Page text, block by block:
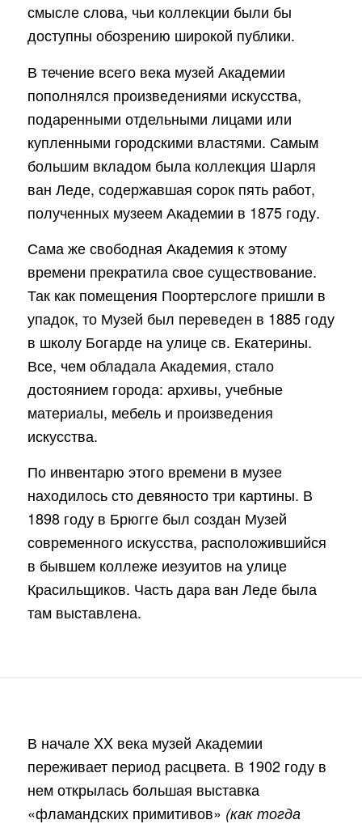
смысле слова, чьи коллекции были бы
доступны обозрению широкой публики.
В течение всего века музей Академии
пополнялся произведениями искусства,
подаренными отдельными лицами или
купленными городскими властями. Самым
большим вкладом была коллекция Шарля
ван Леде, содержавшая сорок пять работ,
полученных музеем Академии в 1875 году.
Сама же свободная Академия к этому
времени прекратила свое существование.
Так как помещения Поортерслоге пришли в
упадок, то Музей был переведен в 1885 году
в школу Богарде на улице св. Екатерины.
Все, чем обладала Академия, стало
достоянием города: архивы, учебные
материалы, мебель и произведения
искусства.
По инвентарю этого времени в музее
находилось сто девяносто три картины. В
1898 году в Брюгге был создан Музей
современного искусства, расположившийся
в бывшем коллеже иезуитов на улице
Красильщиков. Часть дара ван Леде была
там выставлена.
В начале XX века музей Академии
переживает период расцвета. В 1902 году в
нем открылась большая выставка
«фламандских примитивов» (как тогда